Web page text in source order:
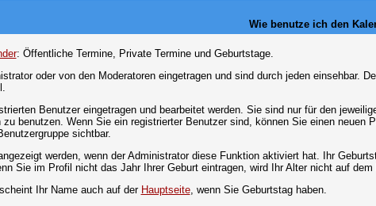
Wie benutze ich den
: Öffentliche Termine, Private Termine und Geburtstage.
oder von den Moderatoren eingetragen und sind durch jeden einsehbar.
Benutzer eingetragen und bearbeitet werden. Sie sind nur für den
zu benutzen. Wenn Sie ein registrierter Benutzer sind, können Sie einen neuen
sichtbar.
werden, wenn der Administrator diese Funktion aktiviert hat. Ihr
Sie im Profil nicht das Jahr Ihrer Geburt eintragen, wird Ihr Alter nicht auf
Ihr Name auch auf der Hauptseite, wenn Sie Geburtstag haben.